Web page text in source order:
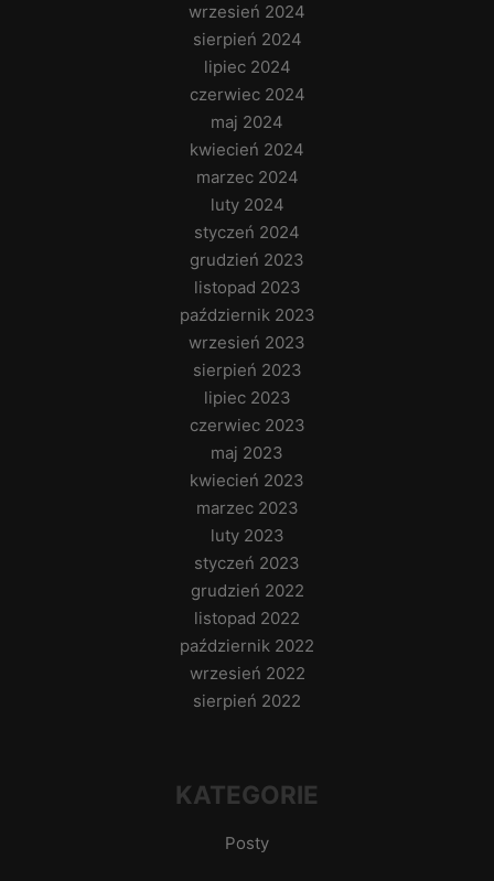
wrzesień 2024
sierpień 2024
lipiec 2024
czerwiec 2024
maj 2024
kwiecień 2024
marzec 2024
luty 2024
styczeń 2024
grudzień 2023
listopad 2023
październik 2023
wrzesień 2023
sierpień 2023
lipiec 2023
czerwiec 2023
maj 2023
kwiecień 2023
marzec 2023
luty 2023
styczeń 2023
grudzień 2022
listopad 2022
październik 2022
wrzesień 2022
sierpień 2022
KATEGORIE
Posty